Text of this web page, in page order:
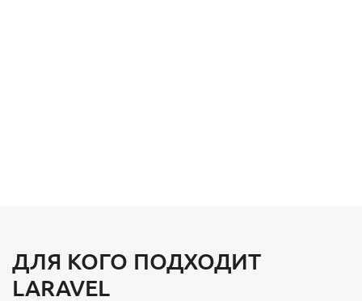
ДЛЯ КОГО ПОДХОДИТ
LARAVEL